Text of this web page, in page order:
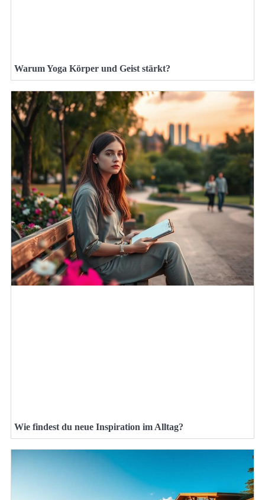
Warum Yoga Körper und Geist stärkt?
Wie findest du neue Inspiration im Alltag?